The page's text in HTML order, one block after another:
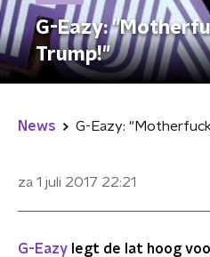
G-Eazy:
Trump!"
News G-Eazy:
za 1 juli 2017 22:21
G-Eazy legt de lat hoog